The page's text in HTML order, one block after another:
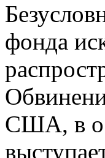
фонда
США, в